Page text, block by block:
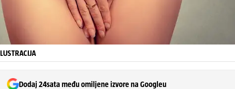
Dodaj 24sata među omiljene izvore na Googleu